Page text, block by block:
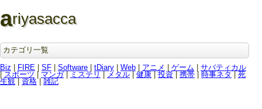
ariyasacca
カテゴリ一覧
Biz
FIRE SF Software tDiary Web アニメ ゲーム
サバティカル
スポーツ | マンガ| ミステリ メタル 健康 投資 携帯 | 時事ネタ
死
生観
資格| 雑記